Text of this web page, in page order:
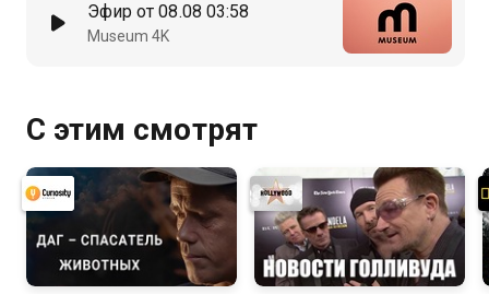
Эфир от 08.08 03:58
Museum 4K
С этим смотрят